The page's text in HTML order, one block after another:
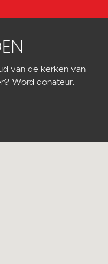
van de kerken van
Word donateur.